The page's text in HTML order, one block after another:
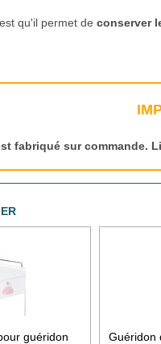
qu'il permet de conserver
fabriqué sur commande.
guéridon
Guéridon